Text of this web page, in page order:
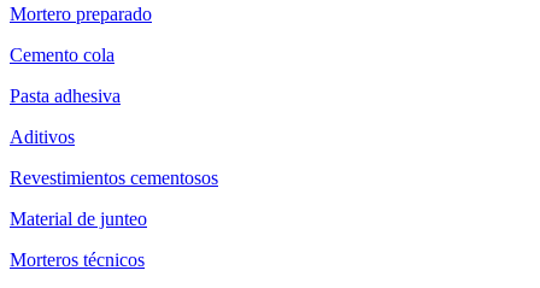
Mortero preparado
Cemento cola
Pasta adhesiva
Aditivos
Revestimientos cementosos
Material de junteo
Morteros técnicos